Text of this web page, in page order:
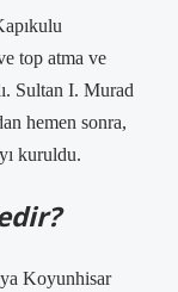
top atma ve
Sultan I. Murad
hemen sonra,
kuruldu.
Koyunhisar